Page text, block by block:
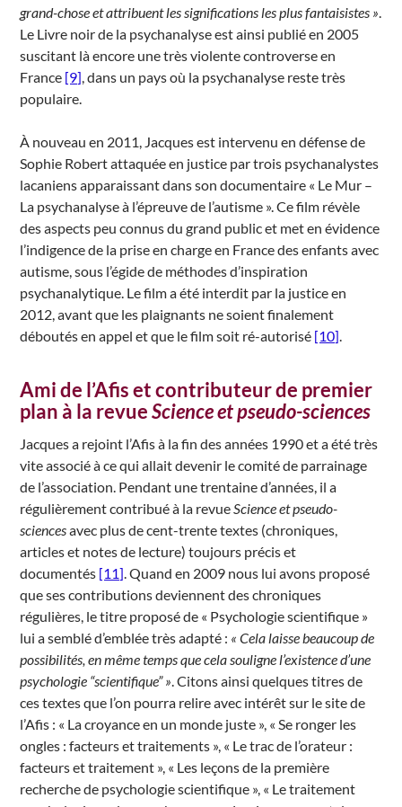
grand-chose et attribuent les significations les plus fantaisistes »
Le Livre noir de la psychanalyse est ainsi publié en 2005
suscitant là encore une très violente controverse en
France [9] , dans un pays où la psychanalyse reste très
populaire.
À nouveau en 2011, Jacques est intervenu en défense de
Sophie Robert attaquée en justice par trois psychanalystes
lacaniens apparaissant dans son documentaire « Le Mur –
La psychanalyse à l’épreuve de l’autisme ». Ce film révèle
des aspects peu connus du grand public et met en évidence
l’indigence de la prise en charge en France des enfants avec
autisme, sous l’égide de méthodes d’inspiration
psychanalytique. Le film a été interdit par la justice en
2012, avant que les plaignants ne soient finalement
déboutés en appel et que le film soit ré-autorisé [10]
Ami de l’Afis et contributeur de premier
plan à la revueScience et pseudo-sciences
Jacques a rejoint l’Afis à la fin des années 1990 et a été très
vite associé à ce qui allait devenir le comité de parrainage
de l’association. Pendant une trentaine d’années, il a
régulièrement contribué à la revue Science et pseudo-
sciencesavec plus de cent-trente textes (chroniques,
articles et notes de lecture) toujours précis et
documentés [11] . Quand en 2009 nous lui avons proposé
que ses contributions deviennent des chroniques
régulières, le titre proposé de « Psychologie scientifique »
lui a semblé d’emblée très adapté : « Cela laisse beaucoup de
possibilités, en même temps que cela souligne l’existence d’une
psychologie “scientifique” » . Citons ainsi quelques titres de
ces textes que l’on pourra relire avec intérêt sur le site de
l’Afis : « La croyance en un monde juste », « Se ronger les
ongles : facteurs et traitements », « Le trac de l’orateur :
facteurs et traitement », « Les leçons de la première
recherche de psychologie scientifique », « Le traitement